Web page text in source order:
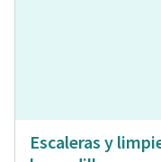
Escaleras y